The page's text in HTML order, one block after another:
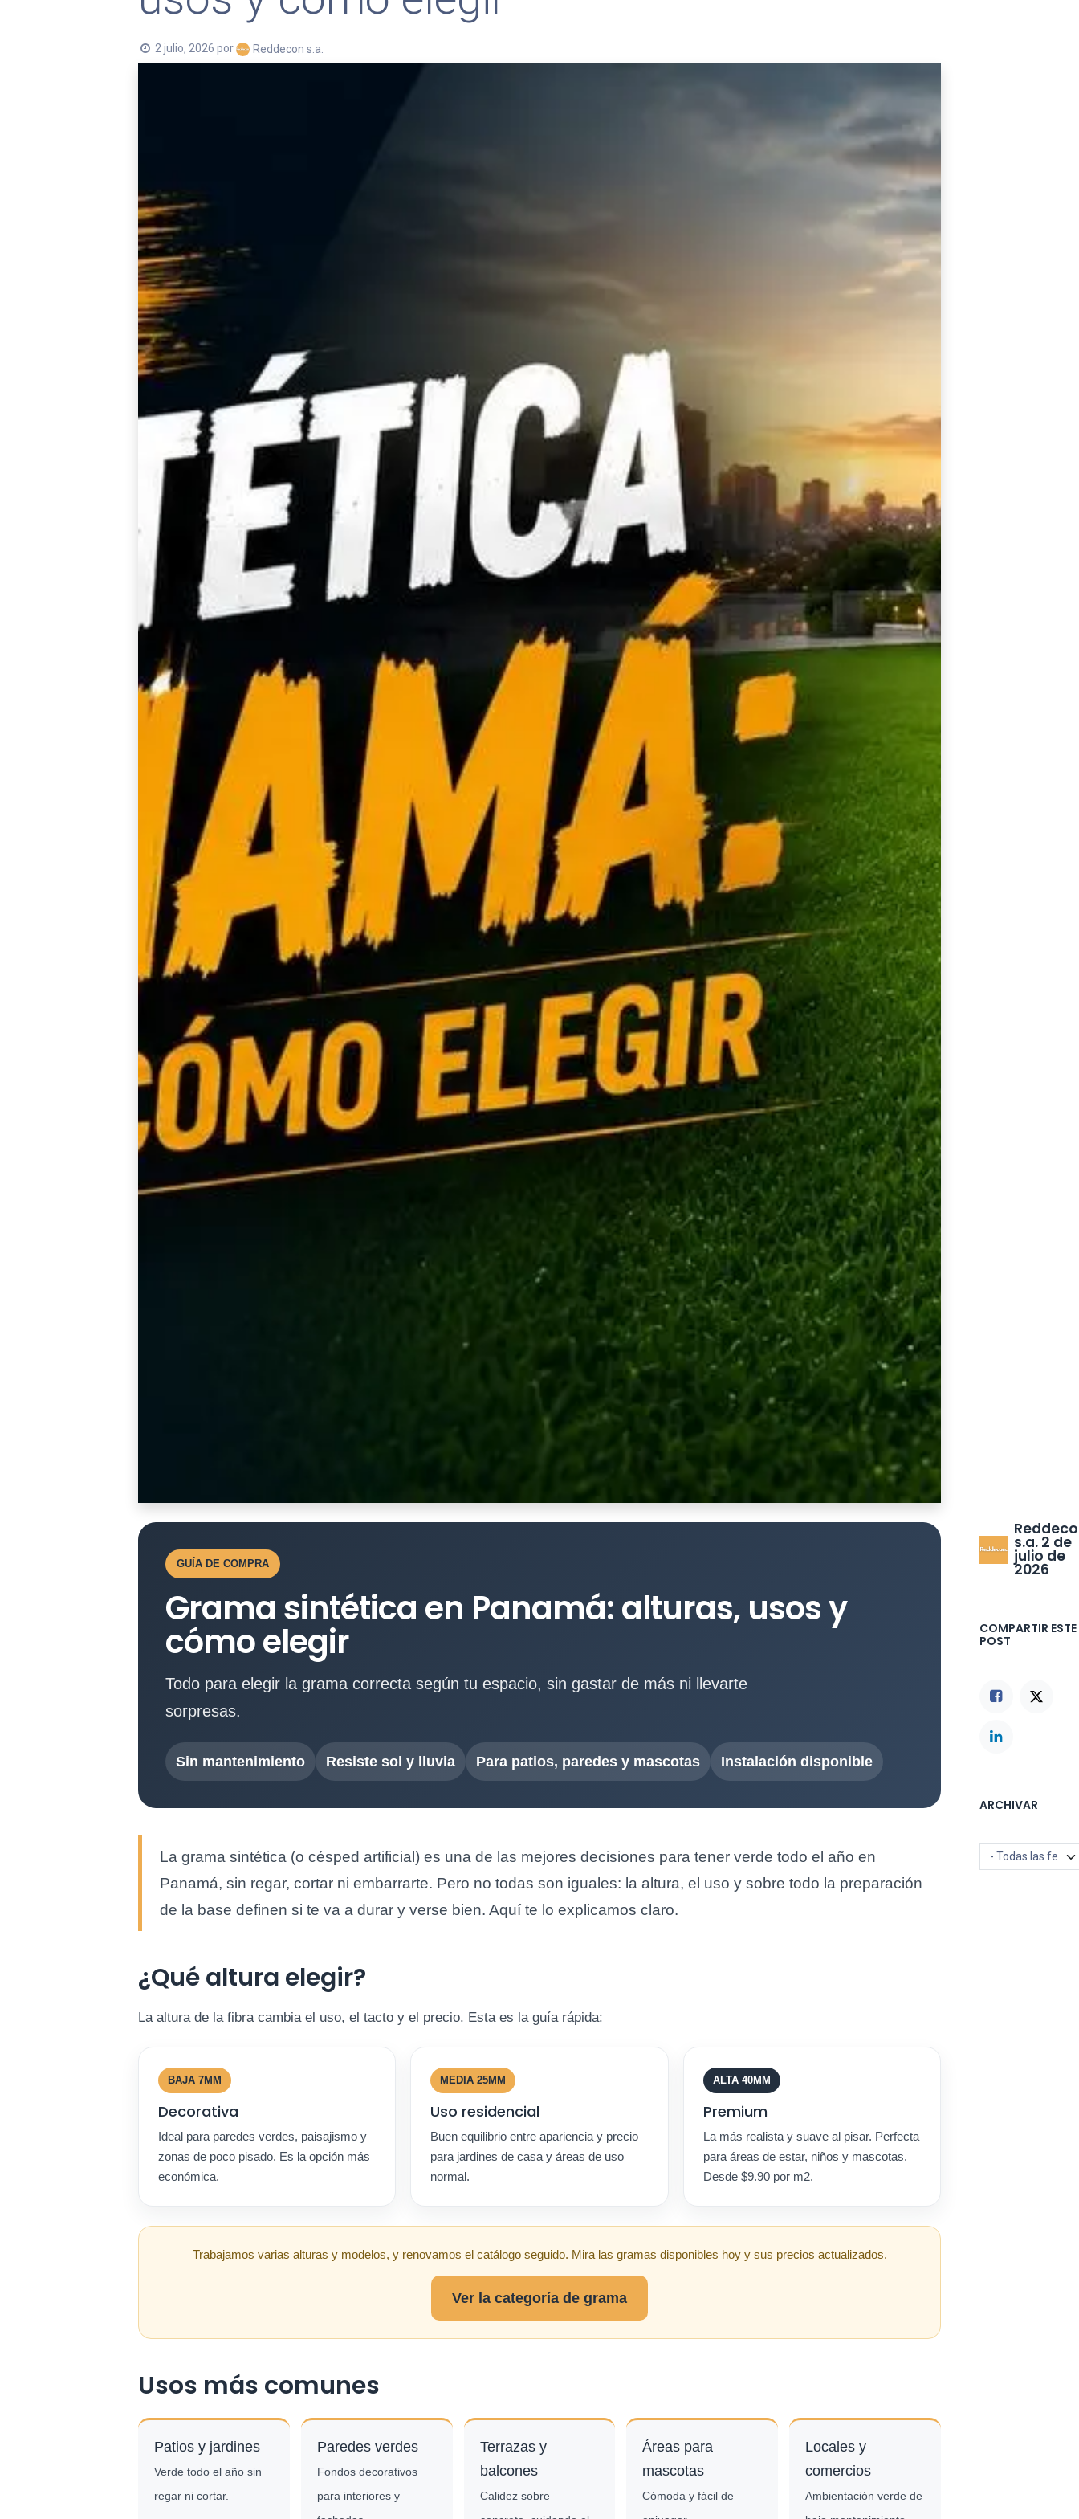
2 julio, 2026 por Reddecon s.a.
GUÍA DE COMPRA
Grama sintética en Panamá: alturas, usos y
cómo elegir
Todo para elegir la grama correcta según tu espacio, sin gastar de más ni llevarte
sorpresas.
Sin mantenimiento Resiste sol y lluvia Para patios, paredes y mascotas Instalación disponible
La grama sintética (o césped artificial) es una de las mejores decisiones para tener verde todo el año en
Panamá, sin regar, cortar ni embarrarte. Pero no todas son iguales: la altura, el uso y sobre todo la preparación
de la base definen si te va a durar y verse bien. Aquí te lo explicamos claro.
¿Qué altura elegir?
La altura de la fibra cambia el uso, el tacto y el precio. Esta es la guía rápida:
BAJA 7MM
Decorativa
Ideal para paredes verdes, paisajismo y
zonas de poco pisado. Es la opción más
económica.
MEDIA 25MM
Uso residencial
Buen equilibrio entre apariencia y precio
para jardines de casa y áreas de uso
normal.
ALTA 40MM
Premium
La más realista y suave al pisar. Perfecta
para áreas de estar, niños y mascotas.
Desde $9.90 por m2.
Trabajamos varias alturas y modelos, y renovamos el catálogo seguido. Mira las gramas disponibles hoy y sus precios actualizados.
Ver la categoría de grama
Usos más comunes
Patios y jardines
Verde todo el año sin
regar ni cortar.
Paredes verdes
Fondos decorativos
para interiores y
Terrazas y
balcones
Calidez sobre
Áreas para
mascotas
Cómoda y fácil de
Locales y
comercios
Ambientación verde de
s.a. 2 de
julio de
2026
COMPARTIR ESTE
POST
ARCHIVAR